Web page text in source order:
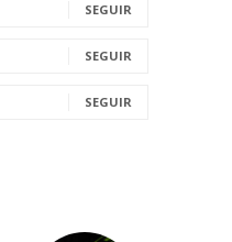
SEGUIR
SEGUIR
SEGUIR